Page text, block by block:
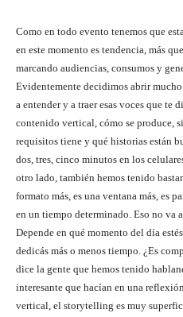
Como en todo evento tenemos que
en este momento es tendencia, más
marcando audiencias, consumos y
Evidentemente decidimos abrir
a entender y a traer esas voces que te
contenido vertical, cómo se produce,
requisitos tiene y qué historias están
dos, tres, cinco minutos en los
otro lado, también hemos tenido
formato más, es una ventana más, es
en un tiempo determinado. Eso no va
Depende en qué momento del día
dedicás más o menos tiempo. ¿Es
dice la gente que hemos tenido
interesante que hacían en una
vertical, el storytelling es muy